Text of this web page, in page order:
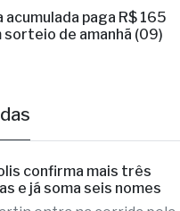
acumulada paga R$ 165
sorteio de amanhã (09)
confirma mais três
e já soma seis nomes